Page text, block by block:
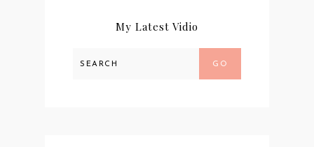
My Latest Vidio
GO